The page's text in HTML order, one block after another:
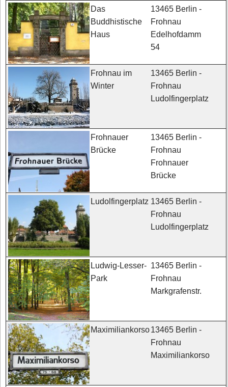
Das
Buddhistische
Haus
13465 Berlin -
Frohnau
Edelhofdamm
54
Frohnau im
Winter
13465 Berlin -
Frohnau
Ludolfingerplatz
Frohnauer
Brücke
13465 Berlin -
Frohnau
Frohnauer
Brücke
Ludolfingerplatz 13465 Berlin -
Frohnau
Ludolfingerplatz
Ludwig-Lesser-
Park
13465 Berlin -
Frohnau
Markgrafenstr.
Maximiliankorso13465 Berlin -
Frohnau
Maximiliankorso